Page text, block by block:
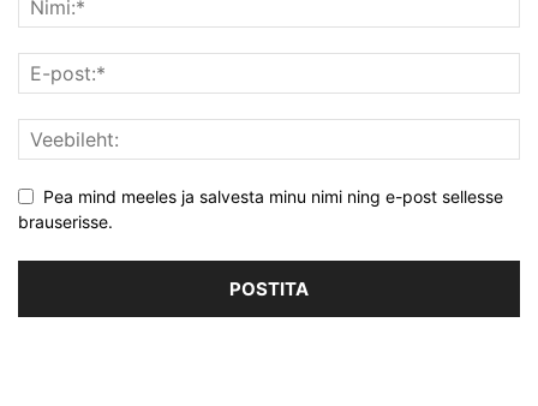
Pea mind meeles ja salvesta minu nimi ning e-post sellesse
brauserisse.